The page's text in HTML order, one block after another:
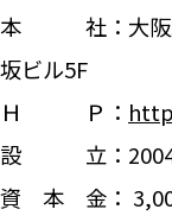
本 社：大阪府
坂ビル5F
Ｈ Ｐ：
設 立：2004
資 本 金：